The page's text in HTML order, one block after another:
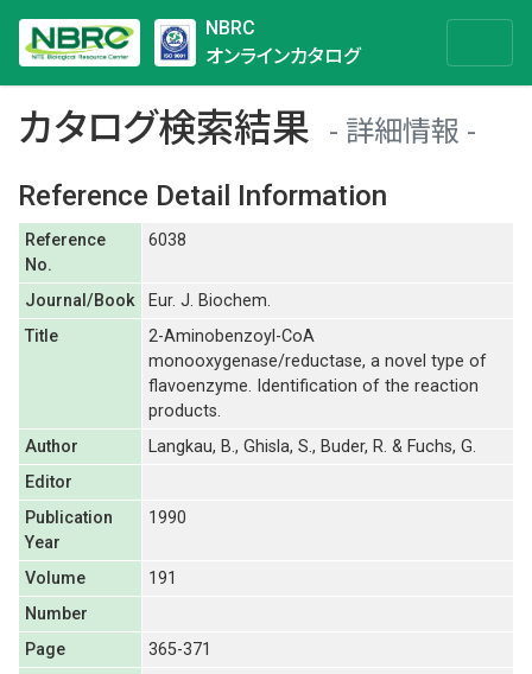
NBRC
オンラインカタログ
カタログ検索結果
詳細情報
Reference Detail Information
Reference
No.
6038
Journal/Book
Eur. J. Biochem.
Title
2-Aminobenzoyl-CoA
monooxygenase/reductase, a novel type of
flavoenzyme. Identification of the reaction
products.
Author
Langkau, B., Ghisla, S., Buder, R. & Fuchs, G.
Editor
Publication
Year
1990
Volume
191
Number
Page
365-371